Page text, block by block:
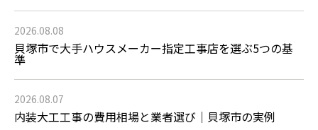
2026.08.08
貝塚市で大手ハウスメーカー指定工事店を選ぶ5つの基
準
2026.08.07
内装大工工事の費用相場と業者選び｜貝塚市の実例